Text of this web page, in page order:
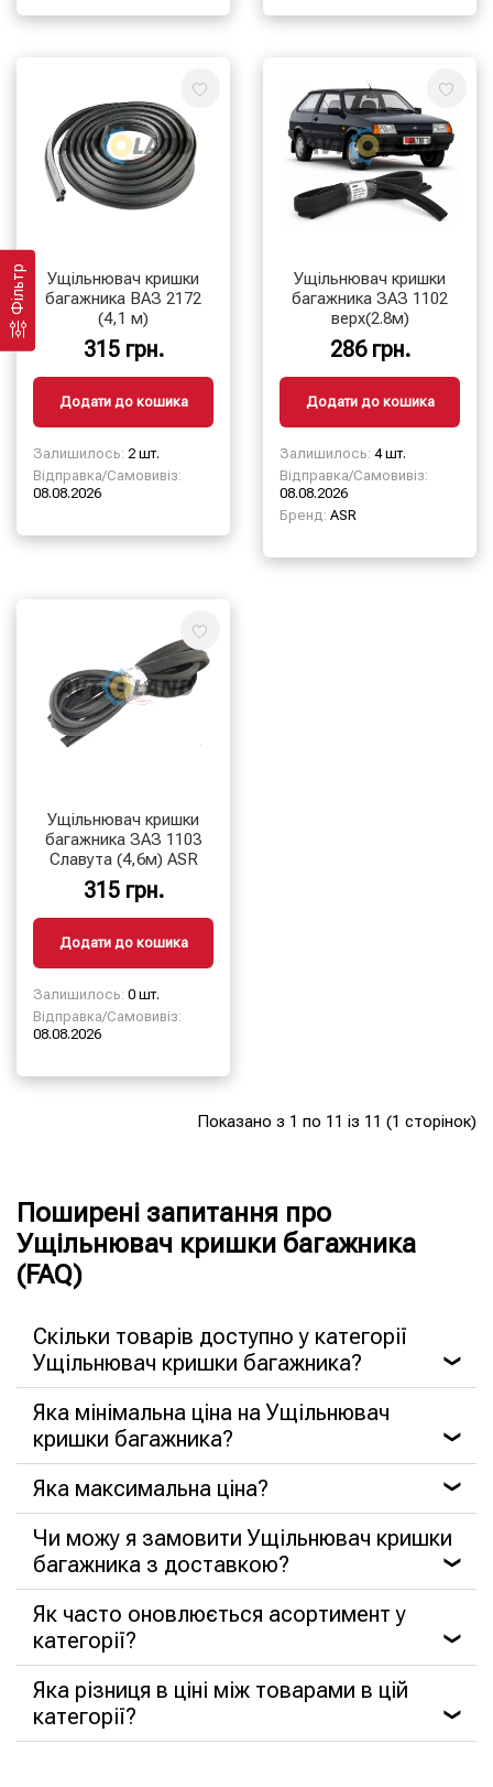
Ущільнювач кришки
багажника ВАЗ 2172
(4,1 м)
315 грн.
Додати до кошика
Залишилось: 2 шт.
Відправка/Самовивіз:
08.08.2026
Ущільнювач кришки
багажника ЗАЗ 1102
верх(2.8м)
286 грн.
Додати до кошика
Залишилось: 4 шт.
Відправка/Самовивіз:
08.08.2026
Бренд: ASR
Ущільнювач кришки
багажника ЗАЗ 1103
Славута (4,6м) ASR
315 грн.
Додати до кошика
Залишилось: 0 шт.
Відправка/Самовивіз:
08.08.2026
Показано з 1 по 11 із 11 (1 сторінок)
Поширені запитання про
Ущільнювач кришки багажника
(FAQ)
Скільки товарів доступно у категорії
Ущільнювач кришки багажника?
❯
Яка мінімальна ціна на Ущільнювач
кришки багажника?
❯
Яка максимальна ціна? ❯
Чи можу я замовити Ущільнювач кришки
багажника з доставкою?
❯
Як часто оновлюється асортимент у
категорії?
❯
Яка різниця в ціні між товарами в цій
категорії?
❯
Фільтр